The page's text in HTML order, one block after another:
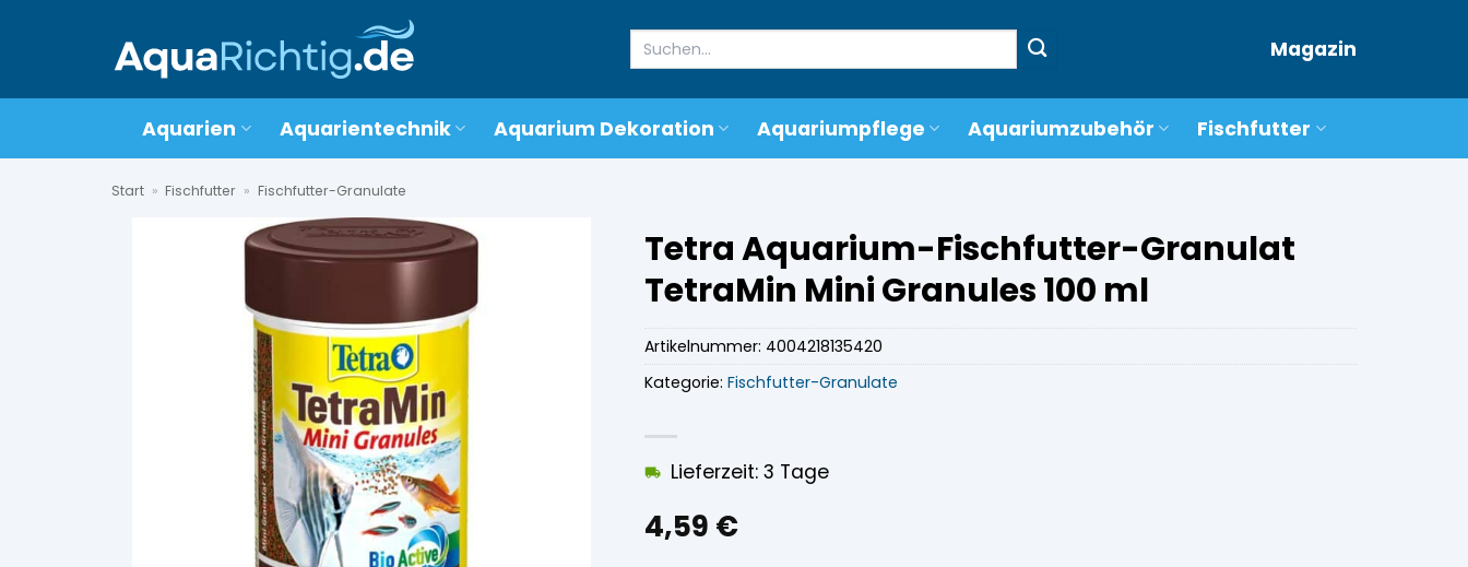
Suchen
nach:
Magazin
Aquarien Aquarientechnik Aquarium Dekoration Aquariumpflege Aquariumzubehör Fischfutter
Start » Fischfutter » Fischfutter-Granulate
Tetra Aquarium-Fischfutter-Granulat
TetraMin Mini Granules 100 ml
4,59 €
Lieferzeit: 3 Tage
Artikelnummer: 4004218135420
Kategorie: Fischfutter-Granulate